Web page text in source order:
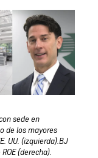
sede en
de los mayores
UU. (izquierda).BJ
(derecha).